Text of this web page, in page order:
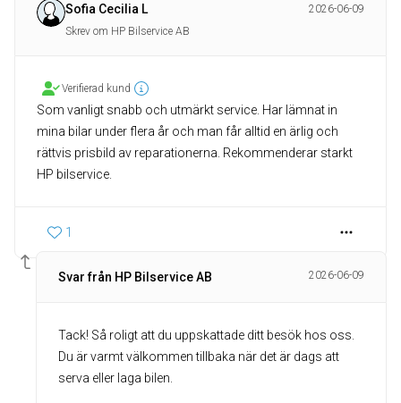
Sofia Cecilia L
2026-06-09
Skrev om HP Bilservice AB
Verifierad kund
Som vanligt snabb och utmärkt service. Har lämnat in
mina bilar under flera år och man får alltid en ärlig och
rättvis prisbild av reparationerna. Rekommenderar starkt
HP bilservice.
1
Svar från HP Bilservice AB 2026-06-09
Tack! Så roligt att du uppskattade ditt besök hos oss.
Du är varmt välkommen tillbaka när det är dags att
serva eller laga bilen.